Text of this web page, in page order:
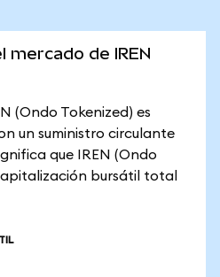
mercado de IREN
(Ondo Tokenized) es
un suministro circulante
que IREN (Ondo
bursátil total